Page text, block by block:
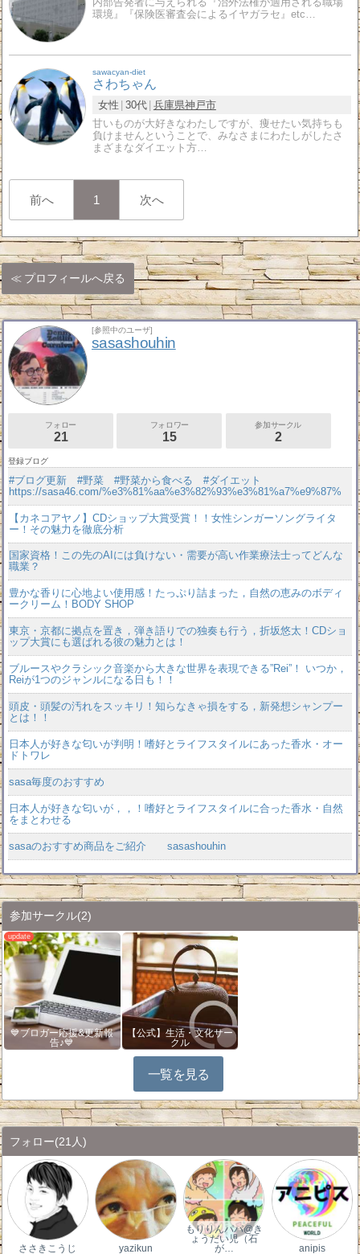
環境』『保険医審査会によるイヤガラセ』etc…
sawacyan-diet
さわちゃん
女性 30代 兵庫県神戸市
甘いものが大好きなわたしですが、痩せたい気持ちも
負けませんということで、みなさまにわたしがしたさ
まざまなダイエット方…
前へ 1 次へ
プロフィールへ戻る
[参照中のユーザ]
sasashouhin
フォロー
21
フォロワー
15
参加サークル
2
登録ブログ
#ブログ更新 #野菜 #野菜から食べる #ダイエット
https://sasa46.com/%e3%81%aa%e3%82%93%e3%81%a7%e9%87%
【カネコアヤノ】CDショップ大賞受賞！！女性シンガーソングライタ
ー！その魅力を徹底分析
国家資格！この先のAIには負けない・需要が高い作業療法士ってどんな
職業？
豊かな香りに心地よい使用感！たっぷり詰まった，自然の恵みのボディ
ークリーム！BODY SHOP
東京・京都に拠点を置き，弾き語りでの独奏も行う，折坂悠太！CDショ
ップ大賞にも選ばれる彼の魅力とは！
ブルースやクラシック音楽から大きな世界を表現できる”Rei”！ いつか，
Reiが1つのジャンルになる日も！！
頭皮・頭髪の汚れをスッキリ！知らなきゃ損をする，新発想シャンプー
とは！！
日本人が好きな匂いが判明！嗜好とライフスタイルにあった香水・オー
ドトワレ
sasa毎度のおすすめ
日本人が好きな匂いが，，！嗜好とライフスタイルに合った香水・自然
をまとわせる
sasaのおすすめ商品をご紹介 sasashouhin
参加サークル(2)
💙ブロガー応援&更新報
告♪💙
【公式】生活・文化サー
クル
一覧を見る
フォロー(21人)
ささきこうじ yazikun
もりりんパパ@き
ょうだい児（石
が…
anipis